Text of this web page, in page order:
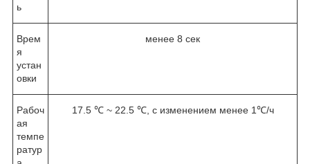
ь
Врем
я
устан
овки
менее 8 сек
Рабоч
ая
темпе
ратур
17.5 ℃ ~ 22.5 ℃, с изменением менее 1℃/ч